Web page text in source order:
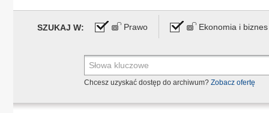
SZUKAJ W: Prawo Ekonomia i biznes
Chcesz uzyskać dostęp do archiwum? Zobacz ofertę